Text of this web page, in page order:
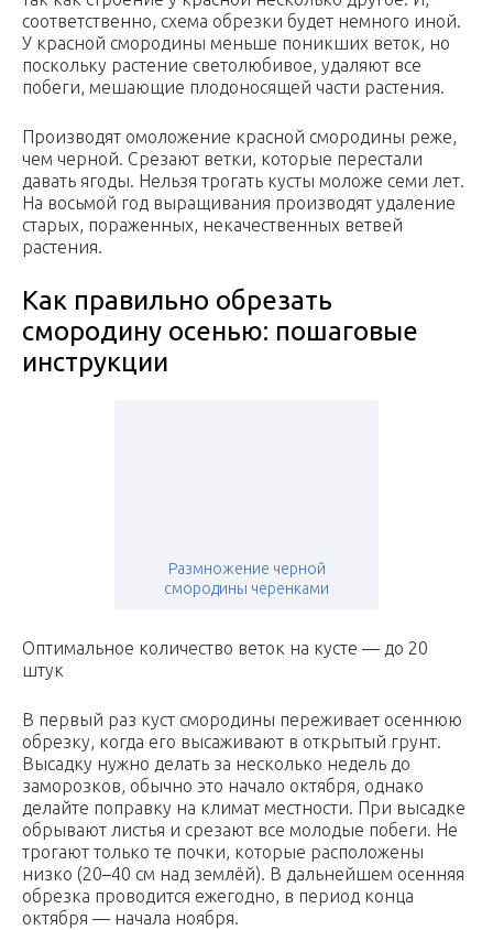
соответственно, схема обрезки будет немного иной.
У красной смородины меньше поникших веток, но
поскольку растение светолюбивое, удаляют все
побеги, мешающие плодоносящей части растения.
Производят омоложение красной смородины реже,
чем черной. Срезают ветки, которые перестали
давать ягоды. Нельзя трогать кусты моложе семи лет.
На восьмой год выращивания производят удаление
старых, пораженных, некачественных ветвей
растения.
Как правильно обрезать
смородину осенью: пошаговые
инструкции
Размножение черной
смородины черенками
Оптимальное количество веток на кусте — до 20
штук
В первый раз куст смородины переживает осеннюю
обрезку, когда его высаживают в открытый грунт.
Высадку нужно делать за несколько недель до
заморозков, обычно это начало октября, однако
делайте поправку на климат местности. При высадке
обрывают листья и срезают все молодые побеги. Не
трогают только те почки, которые расположены
низко (20–40 см над землёй). В дальнейшем осенняя
обрезка проводится ежегодно, в период конца
октября — начала ноября.